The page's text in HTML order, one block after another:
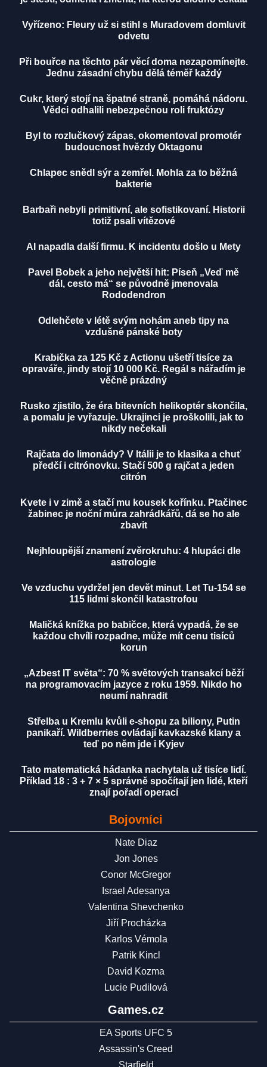
Vyřízeno: Fleury už si stihl s Muradovem domluvit
odvetu
Při bouřce na těchto pár věcí doma nezapomínejte.
Jednu zásadní chybu dělá téměř každý
Cukr, který stojí na špatné straně, pomáhá nádoru.
Vědci odhalili nebezpečnou roli fruktózy
Byl to rozlučkový zápas, okomentoval promotér
budoucnost hvězdy Oktagonu
Chlapec snědl sýr a zemřel. Mohla za to běžná
bakterie
Barbaři nebyli primitivní, ale sofistikovaní. Historii
totiž psali vítězové
AI napadla další firmu. K incidentu došlo u Mety
Pavel Bobek a jeho největší hit: Píseň „Veď mě
dál, cesto má“ se původně jmenovala
Rododendron
Odlehčete v létě svým nohám aneb tipy na
vzdušné pánské boty
Krabička za 125 Kč z Actionu ušetří tisíce za
opraváře, jindy stojí 10 000 Kč. Regál s nářadím je
věčně prázdný
Rusko zjistilo, že éra bitevních helikoptér skončila,
a pomalu je vyřazuje. Ukrajinci je proškolili, jak to
nikdy nečekali
Rajčata do limonády? V Itálii je to klasika a chuť
předčí i citrónovku. Stačí 500 g rajčat a jeden
citrón
Kvete i v zimě a stačí mu kousek kořínku. Ptačinec
žabinec je noční můra zahrádkářů, dá se ho ale
zbavit
Nejhloupější znamení zvěrokruhu: 4 hlupáci dle
astrologie
Ve vzduchu vydržel jen devět minut. Let Tu-154 se
115 lidmi skončil katastrofou
Maličká knížka po babičce, která vypadá, že se
každou chvíli rozpadne, může mít cenu tisíců
korun
„Azbest IT světa“: 70 % světových transakcí běží
na programovacím jazyce z roku 1959. Nikdo ho
neumí nahradit
Střelba u Kremlu kvůli e-shopu za biliony, Putin
panikaří. Wildberries ovládají kavkazské klany a
teď po něm jde i Kyjev
Tato matematická hádanka nachytala už tisíce lidí.
Příklad 18 : 3 + 7 × 5 správně spočítají jen lidé, kteří
znají pořadí operací
Bojovníci
Nate Diaz
Jon Jones
Conor McGregor
Israel Adesanya
Valentina Shevchenko
Jiří Procházka
Karlos Vémola
Patrik Kincl
David Kozma
Lucie Pudilová
Games.cz
EA Sports UFC 5
Assassin's Creed